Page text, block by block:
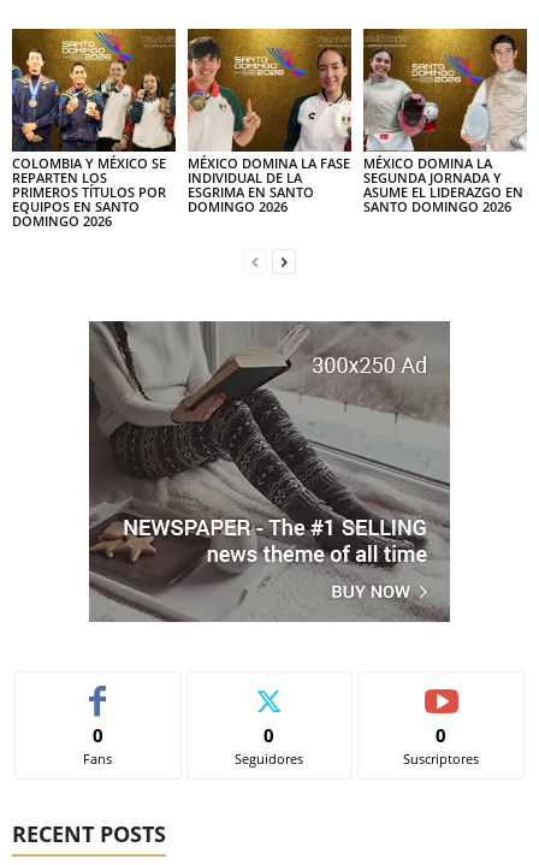
COLOMBIA Y MÉXICO SE
REPARTEN LOS
PRIMEROS TÍTULOS POR
EQUIPOS EN SANTO
DOMINGO 2026
MÉXICO DOMINA LA FASE
INDIVIDUAL DE LA
ESGRIMA EN SANTO
DOMINGO 2026
MÉXICO DOMINA LA
SEGUNDA JORNADA Y
ASUME EL LIDERAZGO EN
SANTO DOMINGO 2026
0
Fans
0
Seguidores
0
Suscriptores
RECENT POSTS